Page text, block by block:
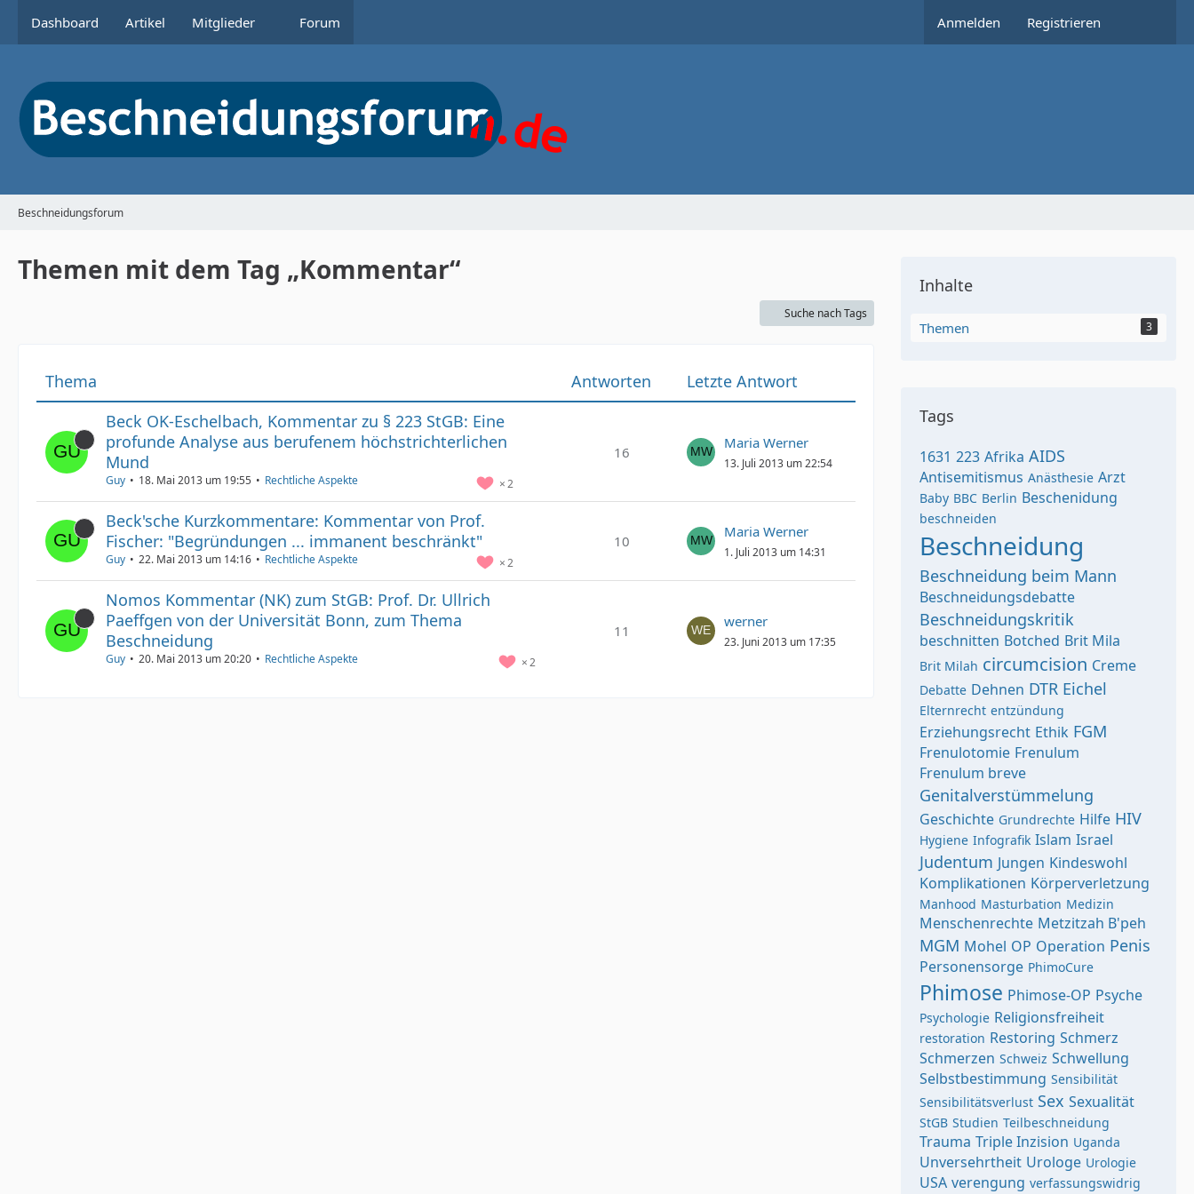
Dashboard Artikel Mitglieder Forum Anmelden Registrieren
Beschneidungsforum
Themen mit dem Tag „Kommentar“
Suche nach Tags
Thema Antworten
Letzte Antwort
Beck OK-Eschelbach, Kommentar zu § 223 StGB: Eine
profunde Analyse aus berufenem höchstrichterlichen
Mund
2
Guy 18. Mai 2013 um 19:55 Rechtliche Aspekte
16
Maria Werner
13. Juli 2013 um 22:54
Beck'sche Kurzkommentare: Kommentar von Prof.
Fischer: "Begründungen ... immanent beschränkt"
2
Guy 22. Mai 2013 um 14:16 Rechtliche Aspekte
10
Maria Werner
1. Juli 2013 um 14:31
Nomos Kommentar (NK) zum StGB: Prof. Dr. Ullrich
Paeffgen von der Universität Bonn, zum Thema
Beschneidung
2
Guy 20. Mai 2013 um 20:20 Rechtliche Aspekte
11
werner
23. Juni 2013 um 17:35
Inhalte
Themen 3
Tags
1631 223 Afrika AIDS
Antisemitismus Anästhesie Arzt
Baby BBC Berlin Beschenidung
beschneiden
Beschneidung
Beschneidung beim Mann
Beschneidungsdebatte
Beschneidungskritik
beschnitten Botched Brit Mila
Brit Milah circumcision Creme
Debatte Dehnen DTR Eichel
Elternrecht entzündung
Erziehungsrecht Ethik FGM
Frenulotomie Frenulum
Frenulum breve
Genitalverstümmelung
Geschichte Grundrechte Hilfe HIV
Hygiene Infografik Islam Israel
Judentum Jungen Kindeswohl
Komplikationen Körperverletzung
Manhood Masturbation Medizin
Menschenrechte Metzitzah B'peh
MGM Mohel OP Operation Penis
Personensorge PhimoCure
Phimose Phimose-OP Psyche
Psychologie Religionsfreiheit
restoration Restoring Schmerz
Schmerzen Schweiz Schwellung
Selbstbestimmung Sensibilität
Sensibilitätsverlust Sex Sexualität
StGB Studien Teilbeschneidung
Trauma Triple Inzision Uganda
Unversehrtheit Urologe Urologie
USA verengung verfassungswidrig